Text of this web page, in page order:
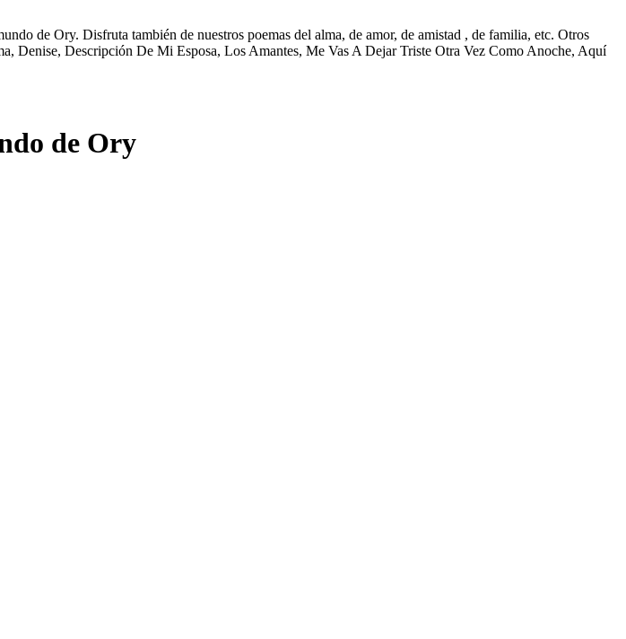
de Ory. Disfruta también de nuestros poemas del alma, de amor, de amistad , de familia, etc. Otros
Denise, Descripción De Mi Esposa, Los Amantes, Me Vas A Dejar Triste Otra Vez Como Anoche, Aquí
de Ory